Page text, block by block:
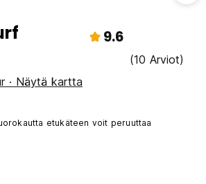
9.6
(10 Arviot)
· Näytä kartta
etukäteen voit peruuttaa